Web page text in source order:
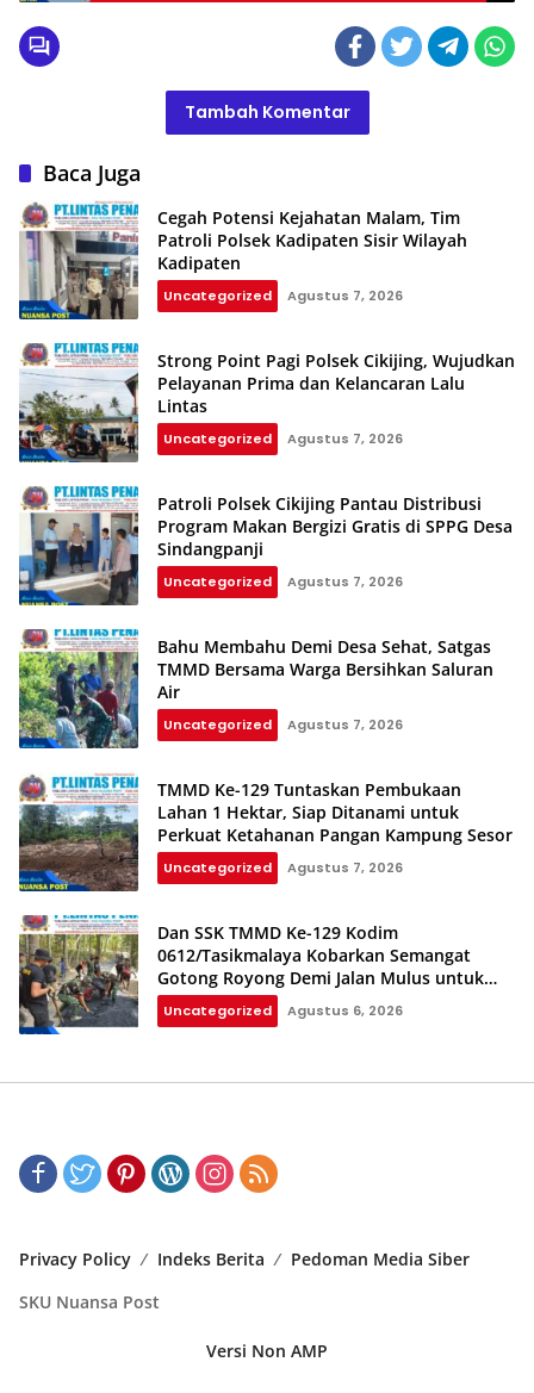
Tambah Komentar
Baca Juga
Cegah Potensi Kejahatan Malam, Tim
Patroli Polsek Kadipaten Sisir Wilayah
Kadipaten
Uncategorized Agustus 7, 2026
Strong Point Pagi Polsek Cikijing, Wujudkan
Pelayanan Prima dan Kelancaran Lalu
Lintas
Uncategorized Agustus 7, 2026
Patroli Polsek Cikijing Pantau Distribusi
Program Makan Bergizi Gratis di SPPG Desa
Sindangpanji
Uncategorized Agustus 7, 2026
Bahu Membahu Demi Desa Sehat, Satgas
TMMD Bersama Warga Bersihkan Saluran
Air
Uncategorized Agustus 7, 2026
TMMD Ke-129 Tuntaskan Pembukaan
Lahan 1 Hektar, Siap Ditanami untuk
Perkuat Ketahanan Pangan Kampung Sesor
Uncategorized Agustus 7, 2026
Dan SSK TMMD Ke-129 Kodim
0612/Tasikmalaya Kobarkan Semangat
Gotong Royong Demi Jalan Mulus untuk
Rakyat
Uncategorized Agustus 6, 2026
Privacy Policy Indeks Berita
Pedoman Media Siber
SKU Nuansa Post
Versi Non AMP